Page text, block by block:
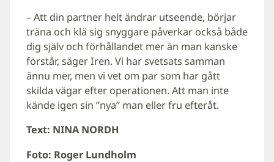
– Att din partner helt ändrar utseende, börjar
träna och klä sig snyggare påverkar också både
dig själv och förhållandet mer än man kanske
förstår, säger Iren. Vi har svetsats samman
ännu mer, men vi vet om par som har gått
skilda vägar efter operationen. Att man inte
kände igen sin ”nya” man eller fru efteråt.
Text: NINA NORDH
Foto: Roger Lundholm